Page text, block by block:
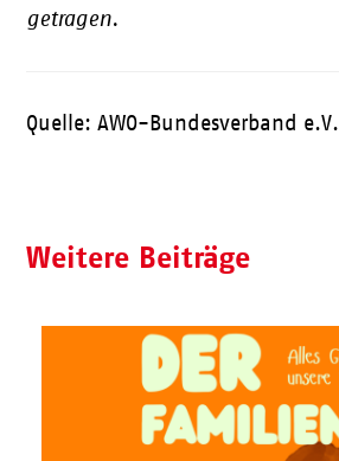
getragen.
Quelle: AWO-Bundesverband e.V.
Weitere Beiträge